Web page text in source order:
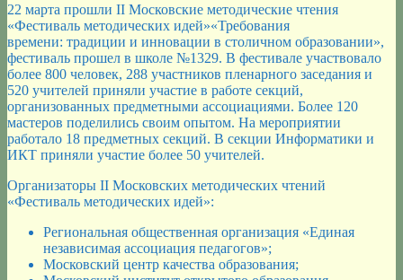
22 марта прошли II Московские методические чтения
«Фестиваль методических идей»«Требования
времени: традиции и инновации в столичном образовании»,
фестиваль прошел в школе №1329. В фестивале участвовало
более 800 человек, 288 участников пленарного заседания и
520 учителей приняли участие в работе секций,
организованных предметными ассоциациями. Более 120
мастеров поделились своим опытом. На мероприятии
работало 18 предметных секций. В секции Информатики и
ИКТ приняли участие более 50 учителей.
Организаторы II Московских методических чтений
«Фестиваль методических идей»:
Региональная общественная организация «Единая
независимая ассоциация педагогов»;
Московский центр качества образования;